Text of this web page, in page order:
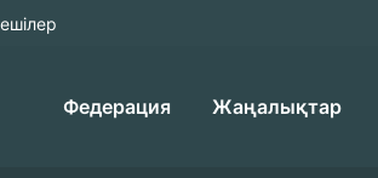
Федерация Жаңалықтар